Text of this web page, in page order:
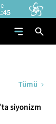
Tümü
siyonizm